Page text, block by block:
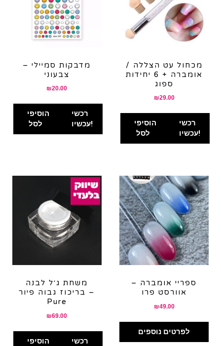
מדבקות סמיילי –
צבעוני
₪20.00
הוסיפי
לסל
רכשי
עכשיו!
מכחול עט הצללה /
אומברה + 6 יחידות
ספוג
₪29.00
הוסיפי
לסל
רכשי
עכשיו!
משחת ג׳ל לבנה
בריכוז גבוה פיור –
Pure
₪69.00
הוסיפי
רכשי
ספריי אומברה –
אוורסט פרו
₪49.00
לפרטים נוספים